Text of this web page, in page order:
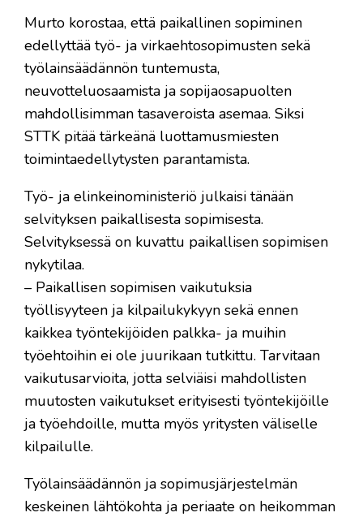
Murto korostaa, että paikallinen sopiminen
edellyttää työ- ja virkaehtosopimusten sekä
työlainsäädännön tuntemusta,
neuvotteluosaamista ja sopijaosapuolten
mahdollisimman tasaveroista asemaa. Siksi
STTK pitää tärkeänä luottamusmiesten
toimintaedellytysten parantamista.
Työ- ja elinkeinoministeriö julkaisi tänään
selvityksen paikallisesta sopimisesta.
Selvityksessä on kuvattu paikallisen sopimisen
nykytilaa.
– Paikallisen sopimisen vaikutuksia
työllisyyteen ja kilpailukykyyn sekä ennen
kaikkea työntekijöiden palkka- ja muihin
työehtoihin ei ole juurikaan tutkittu. Tarvitaan
vaikutusarvioita, jotta selviäisi mahdollisten
muutosten vaikutukset erityisesti työntekijöille
ja työehdoille, mutta myös yritysten väliselle
kilpailulle.
Työlainsäädännön ja sopimusjärjestelmän
keskeinen lähtökohta ja periaate on heikomman